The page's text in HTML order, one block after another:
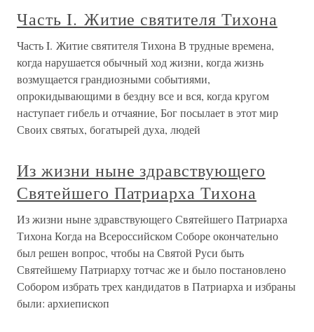
Часть I. Житие святителя Тихона
Часть I. Житие святителя Тихона В трудные времена,
когда нарушается обычный ход жизни, когда жизнь
возмущается грандиозными событиями,
опрокидывающими в бездну все и вся, когда кругом
наступает гибель и отчаяние, Бог посылает в этот мир
Своих святых, богатырей духа, людей
Из жизни ныне здравствующего
Святейшего Патриарха Тихона
Из жизни ныне здравствующего Святейшего Патриарха
Тихона Когда на Всероссийском Соборе окончательно
был решен вопрос, чтобы на Святой Руси быть
Святейшему Патриарху тотчас же и было постановлено
Собором избрать трех кандидатов в Патриарха и избраны
были: архиепископ